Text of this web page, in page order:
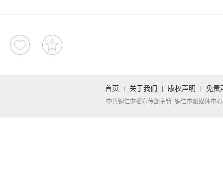
首页 关于我们 版权声明 免责
中共铜仁市委宣传部主管 铜仁市融媒体中心